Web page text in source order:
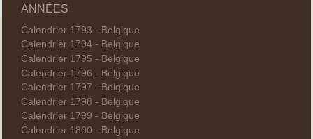
ANNÉES
Calendrier 1793 - Belgique
Calendrier 1794 - Belgique
Calendrier 1795 - Belgique
Calendrier 1796 - Belgique
Calendrier 1797 - Belgique
Calendrier 1798 - Belgique
Calendrier 1799 - Belgique
Calendrier 1800 - Belgique